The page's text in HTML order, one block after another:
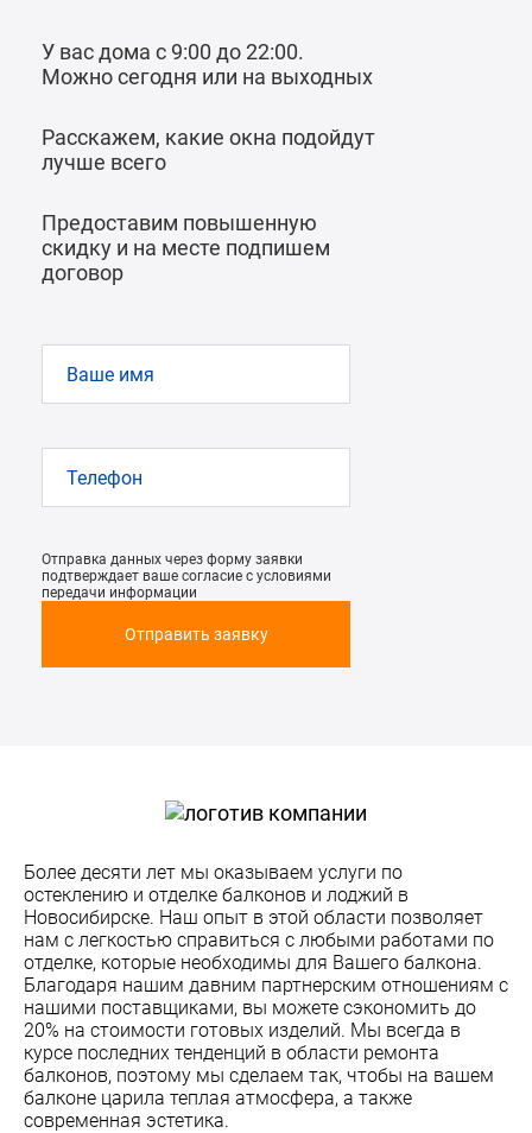
У вас дома с 9:00 до 22:00.
Можно сегодня или на выходных
Расскажем, какие окна подойдут
лучше всего
Предоставим повышенную
скидку и на месте подпишем
договор
Отправить заявку
Отправка данных через форму заявки
подтверждает ваше согласие c условиями
передачи информации
Более десяти лет мы оказываем услуги по
остеклению и отделке балконов и лоджий в
Новосибирске. Наш опыт в этой области позволяет
нам с легкостью справиться с любыми работами по
отделке, которые необходимы для Вашего балкона.
Благодаря нашим давним партнерским отношениям с
нашими поставщиками, вы можете сэкономить до
20% на стоимости готовых изделий. Мы всегда в
курсе последних тенденций в области ремонта
балконов, поэтому мы сделаем так, чтобы на вашем
балконе царила теплая атмосфера, а также
современная эстетика.